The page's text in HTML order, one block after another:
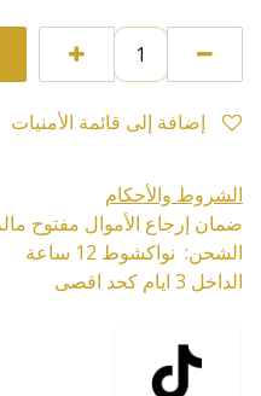
الشروط والأحكام
ضمان إرجاع الأموال مفتوح
الشحن: نواكشوط 12 ساعة
الداخل 3 ايام كحد اقصى